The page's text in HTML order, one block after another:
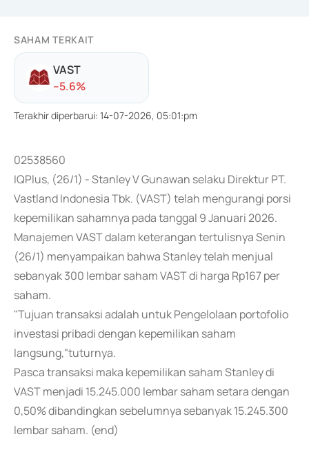
SAHAM TERKAIT
VAST
--5.6%
Terakhir diperbarui: 14-07-2026, 05:01:pm
02538560
IQPlus, (26/1) - Stanley V Gunawan selaku Direktur PT.
Vastland Indonesia Tbk. (VAST) telah mengurangi porsi
kepemilikan sahamnya pada tanggal 9 Januari 2026.
Manajemen VAST dalam keterangan tertulisnya Senin
(26/1) menyampaikan bahwa Stanley telah menjual
sebanyak 300 lembar saham VAST di harga Rp167 per
saham.
"Tujuan transaksi adalah untuk Pengelolaan portofolio
investasi pribadi dengan kepemilikan saham
langsung,"tuturnya.
Pasca transaksi maka kepemilikan saham Stanley di
VAST menjadi 15.245.000 lembar saham setara dengan
0,50% dibandingkan sebelumnya sebanyak 15.245.300
lembar saham. (end)